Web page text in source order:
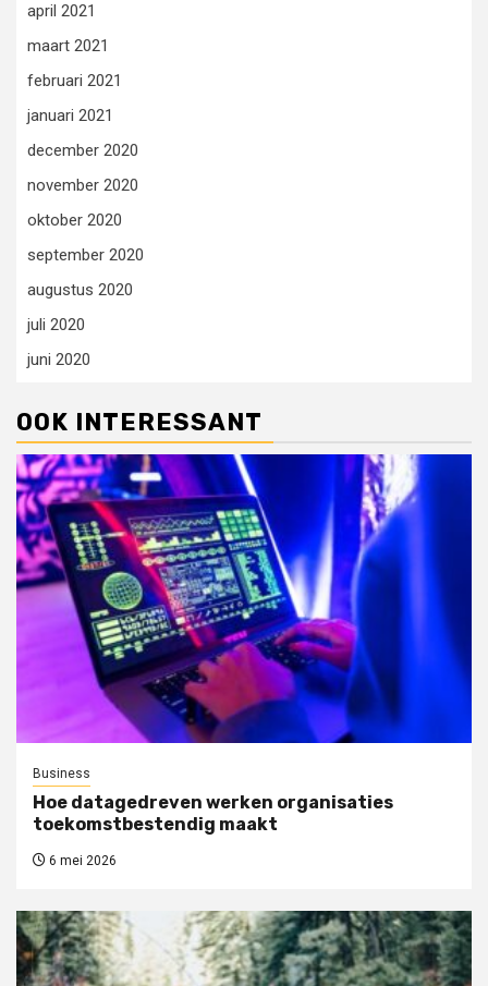
april 2021
maart 2021
februari 2021
januari 2021
december 2020
november 2020
oktober 2020
september 2020
augustus 2020
juli 2020
juni 2020
OOK INTERESSANT
Business
Hoe datagedreven werken organisaties
toekomstbestendig maakt
6 mei 2026